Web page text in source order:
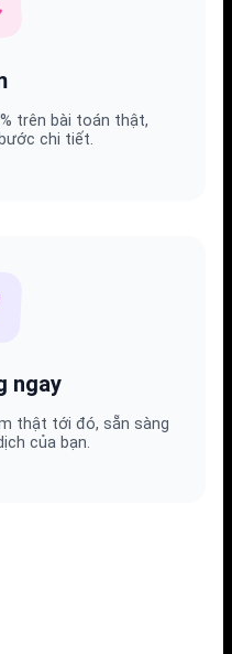
trên bài toán thật,
chi tiết.
ngay
thật tới đó, sẵn sàng
của bạn.